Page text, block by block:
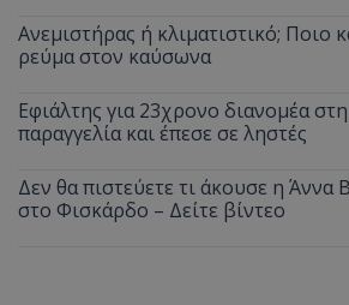
Ανεμιστήρας ή κλιματιστικό; Ποιο
ρεύμα στον καύσωνα
Εφιάλτης για 23χρονο διανομέα
παραγγελία και έπεσε σε ληστές
Δεν θα πιστεύετε τι άκουσε η Άννα
στο Φισκάρδο – Δείτε βίντεο